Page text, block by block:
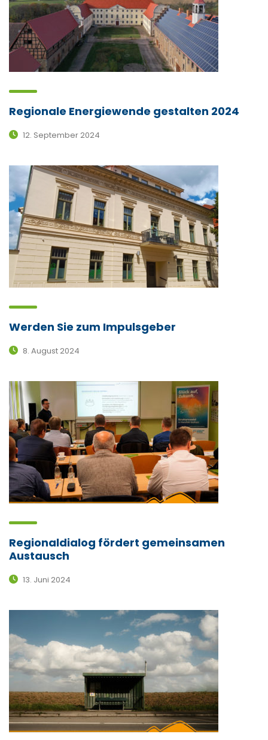
Regionale Energiewende gestalten 2024
12. September 2024
Werden Sie zum Impulsgeber
8. August 2024
Regionaldialog fördert gemeinsamen
Austausch
13. Juni 2024